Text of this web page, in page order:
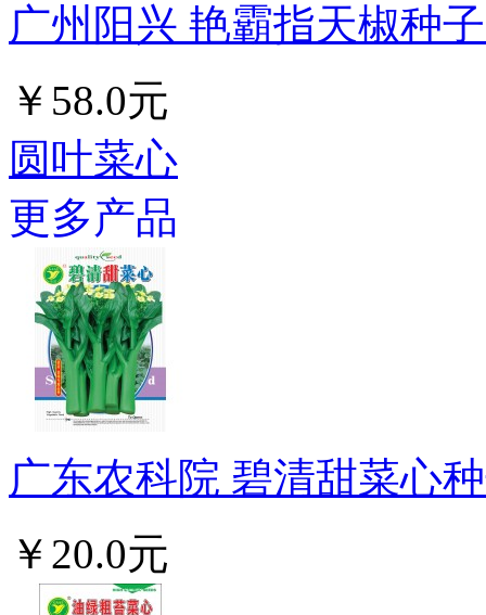
广州阳兴 艳霸指天椒种
￥58.0元
圆叶菜心
更多产品
广东农科院 碧清甜菜心
￥20.0元